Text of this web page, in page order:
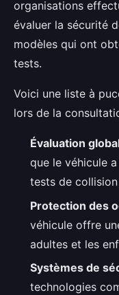
organisations
évaluer la sécurité
modèles qui ont
tests.
Voici une liste à
lors de la
Évaluation
que le véhicule
tests de
Protection des
véhicule offre
adultes et les
Systèmes de
technologies